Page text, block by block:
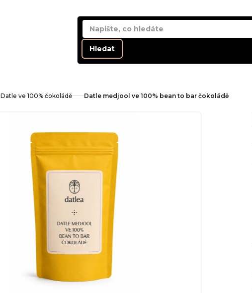
Hledat
Datle ve 100% čokoládě Datle medjool ve 100% bean to bar čokoládě